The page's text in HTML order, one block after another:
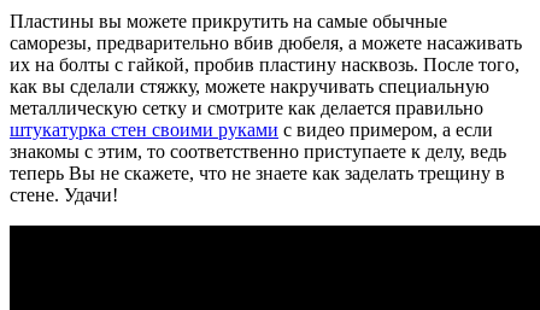
Пластины вы можете прикрутить на самые обычные
саморезы, предварительно вбив дюбеля, а можете насаживать
их на болты с гайкой, пробив пластину насквозь. После того,
как вы сделали стяжку, можете накручивать специальную
металлическую сетку и смотрите как делается правильно
штукатурка стен своими руками с видео примером, а если
знакомы с этим, то соответственно приступаете к делу, ведь
теперь Вы не скажете, что не знаете как заделать трещину в
стене. Удачи!